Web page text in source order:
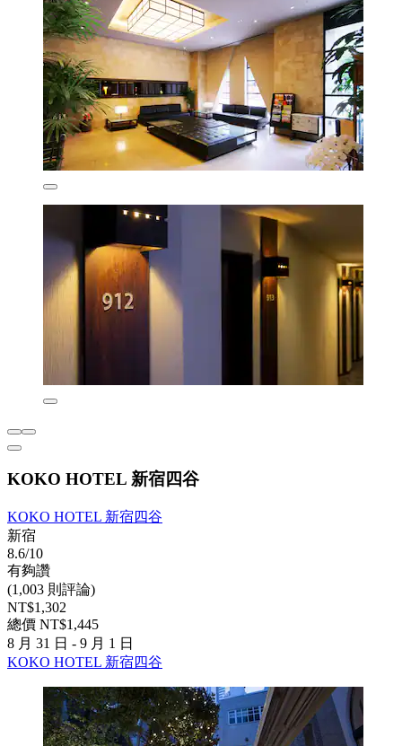
KOKO HOTEL 新宿四谷
KOKO HOTEL 新宿四谷
新宿
8.6/10
有夠讚
(1,003 則評論)
NT$1,302
總價 NT$1,445
8 月 31 日 - 9 月 1 日
KOKO HOTEL 新宿四谷